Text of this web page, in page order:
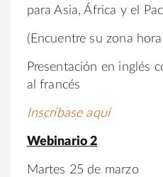
para Asia, África y el
(Encuentre su zona
Presentación en inglés
al francés
Inscríbase aquí
Webinario 2
Martes 25 de marzo